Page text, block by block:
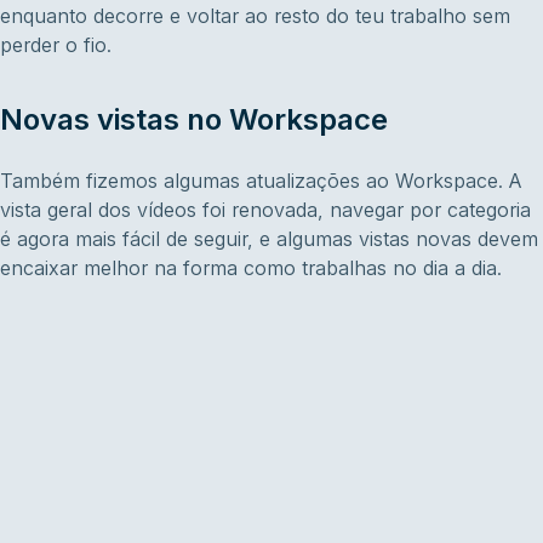
enquanto decorre e voltar ao resto do teu trabalho sem
perder o fio.
Novas vistas no Workspace
Também fizemos algumas atualizações ao Workspace. A
vista geral dos vídeos foi renovada, navegar por categoria
é agora mais fácil de seguir, e algumas vistas novas devem
encaixar melhor na forma como trabalhas no dia a dia.